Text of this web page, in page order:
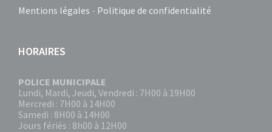
Mentions légales - Politique de confidentialité
HORAIRES
POLICE MUNICIPALE
Lundi, Mardi, Jeudi, Vendredi : 7H00 à 19H00
Mercredi : 7H00 à 14H00
Samedi : 8H00 à 14H00
Jours fériés : 8h00 à 12H00